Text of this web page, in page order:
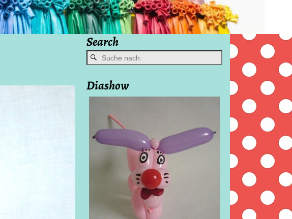
Search
Diashow